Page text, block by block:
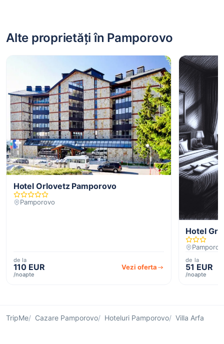
Alte proprietăți în Pamporovo
Hotel Orlovetz Pamporovo
Pamporovo
de la
110 EUR
/noapte
Vezi oferta
Hotel
de la
51 EUR
/noapte
TripMe Cazare Pamporovo Hoteluri Pamporovo Villa Arfa